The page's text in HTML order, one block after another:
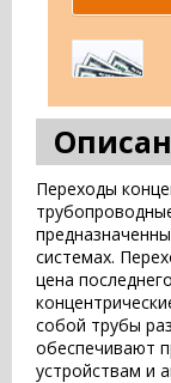
Переходы
системах.
цена
собой трубы
обеспечивают
устройствам и